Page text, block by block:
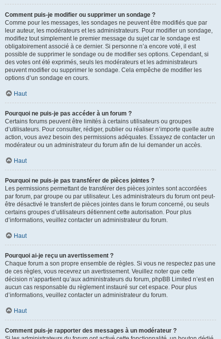
Comment puis-je modifier ou supprimer un sondage ?
Comme pour les messages, les sondages ne peuvent être modifiés que par
leur auteur, les modérateurs et les administrateurs. Pour modifier un sondage,
modifiez tout simplement le premier message du sujet car le sondage est
obligatoirement associé à ce dernier. Si personne n’a encore voté, il est
possible de supprimer le sondage ou de modifier ses options. Cependant, si
des votes ont été exprimés, seuls les modérateurs et les administrateurs
peuvent modifier ou supprimer le sondage. Cela empêche de modifier les
options d’un sondage en cours.
Haut
Pourquoi ne puis-je pas accéder à un forum ?
Certains forums peuvent être limités à certains utilisateurs ou groupes
d’utilisateurs. Pour consulter, rédiger, publier ou réaliser n’importe quelle autre
action, vous avez besoin des permissions adéquates. Essayez de contacter un
modérateur ou un administrateur du forum afin de lui demander un accès.
Haut
Pourquoi ne puis-je pas transférer de pièces jointes ?
Les permissions permettant de transférer des pièces jointes sont accordées
par forum, par groupe ou par utilisateur. Les administrateurs du forum ont peut-
être désactivé le transfert de pièces jointes dans le forum concerné, ou seuls
certains groupes d’utilisateurs détiennent cette autorisation. Pour plus
d’informations, veuillez contacter un administrateur du forum.
Haut
Pourquoi ai-je reçu un avertissement ?
Chaque forum a son propre ensemble de règles. Si vous ne respectez pas une
de ces règles, vous recevrez un avertissement. Veuillez noter que cette
décision n’appartient qu’aux administrateurs du forum, phpBB Limited n’est en
aucun cas responsable du règlement instauré sur cet espace. Pour plus
d’informations, veuillez contacter un administrateur du forum.
Haut
Comment puis-je rapporter des messages à un modérateur ?